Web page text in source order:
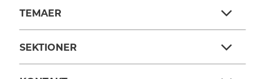
TEMAER
SEKTIONER